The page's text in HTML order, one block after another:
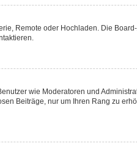
Remote oder Hochladen. Die
wie Moderatoren und
Beiträge, nur um Ihren Rang zu